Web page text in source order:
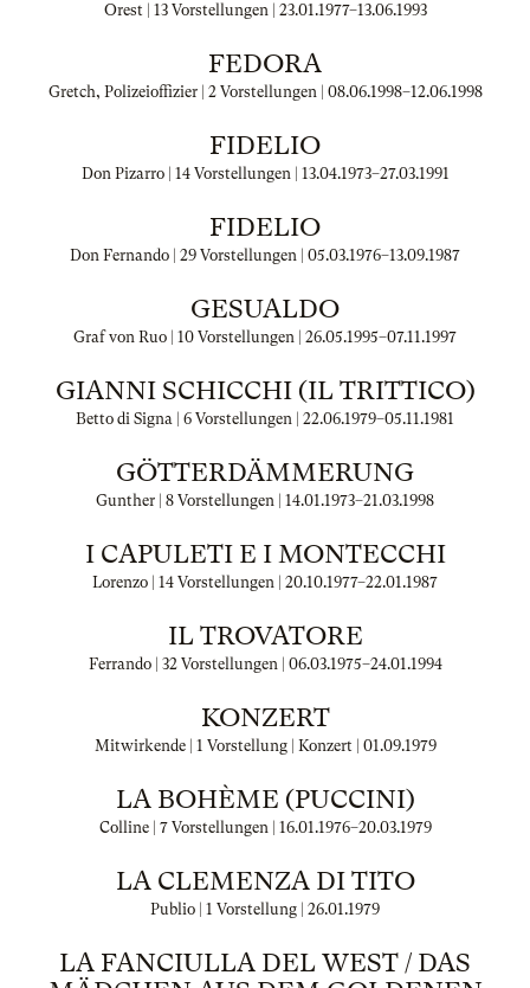
Orest | 13 Vorstellungen | 23.01.1977–13.06.1993
FEDORA
Gretch, Polizeioffizier | 2 Vorstellungen | 08.06.1998–12.06.1998
FIDELIO
Don Pizarro | 14 Vorstellungen | 13.04.1973–27.03.1991
FIDELIO
Don Fernando | 29 Vorstellungen | 05.03.1976–13.09.1987
GESUALDO
Graf von Ruo | 10 Vorstellungen | 26.05.1995–07.11.1997
GIANNI SCHICCHI (IL TRITTICO)
Betto di Signa | 6 Vorstellungen | 22.06.1979–05.11.1981
GÖTTERDÄMMERUNG
Gunther | 8 Vorstellungen | 14.01.1973–21.03.1998
I CAPULETI E I MONTECCHI
Lorenzo | 14 Vorstellungen | 20.10.1977–22.01.1987
IL TROVATORE
Ferrando | 32 Vorstellungen | 06.03.1975–24.01.1994
KONZERT
Mitwirkende | 1 Vorstellung | Konzert | 01.09.1979
LA BOHÈME (PUCCINI)
Colline | 7 Vorstellungen | 16.01.1976–20.03.1979
LA CLEMENZA DI TITO
Publio | 1 Vorstellung | 26.01.1979
LA FANCIULLA DEL WEST / DAS